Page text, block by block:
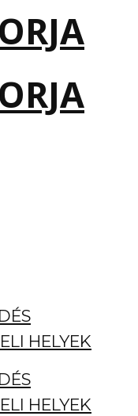
HELYEK
HELYEK